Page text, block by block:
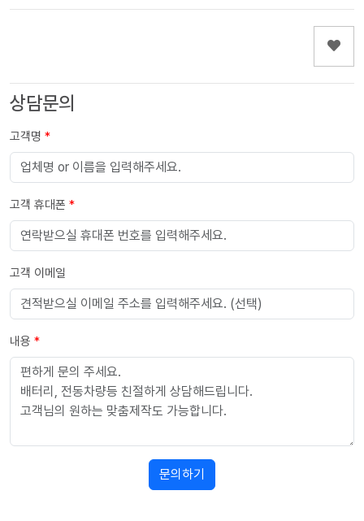
상담문의
고객명 *
고객 휴대폰 *
고객 이메일
내용 *
문의하기